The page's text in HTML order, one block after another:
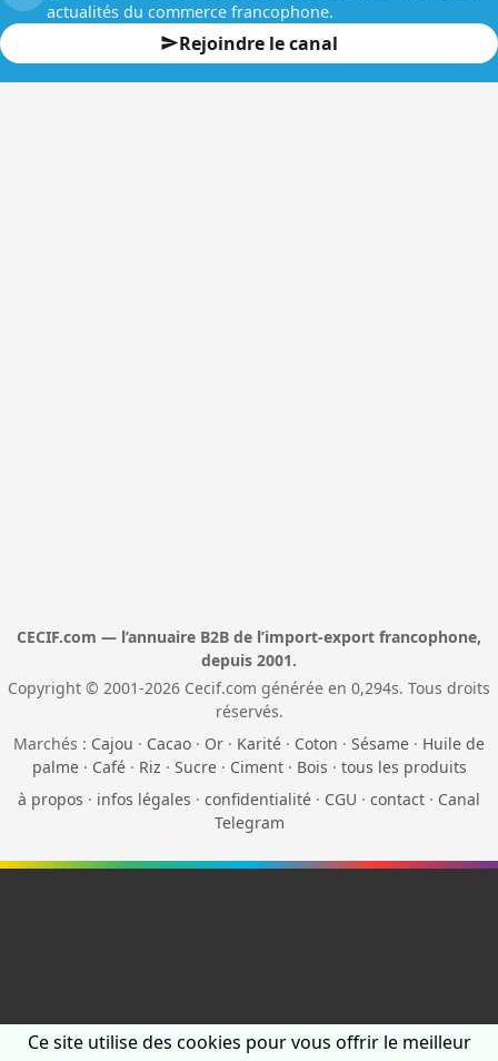
actualités du commerce francophone.
Rejoindre le canal
CECIF.com — l’annuaire B2B de l’import-export francophone,
depuis 2001.
Copyright © 2001-2026 Cecif.com générée en 0,294s. Tous droits
réservés.
Marchés : Cajou · Cacao · Or · Karité · Coton · Sésame · Huile de
palme· Café· Riz · Sucre· Ciment· Bois · tous les produits
à propos · infos légales · confidentialité · CGU · contact · Canal
Telegram
Ce site utilise des cookies pour vous offrir le meilleur